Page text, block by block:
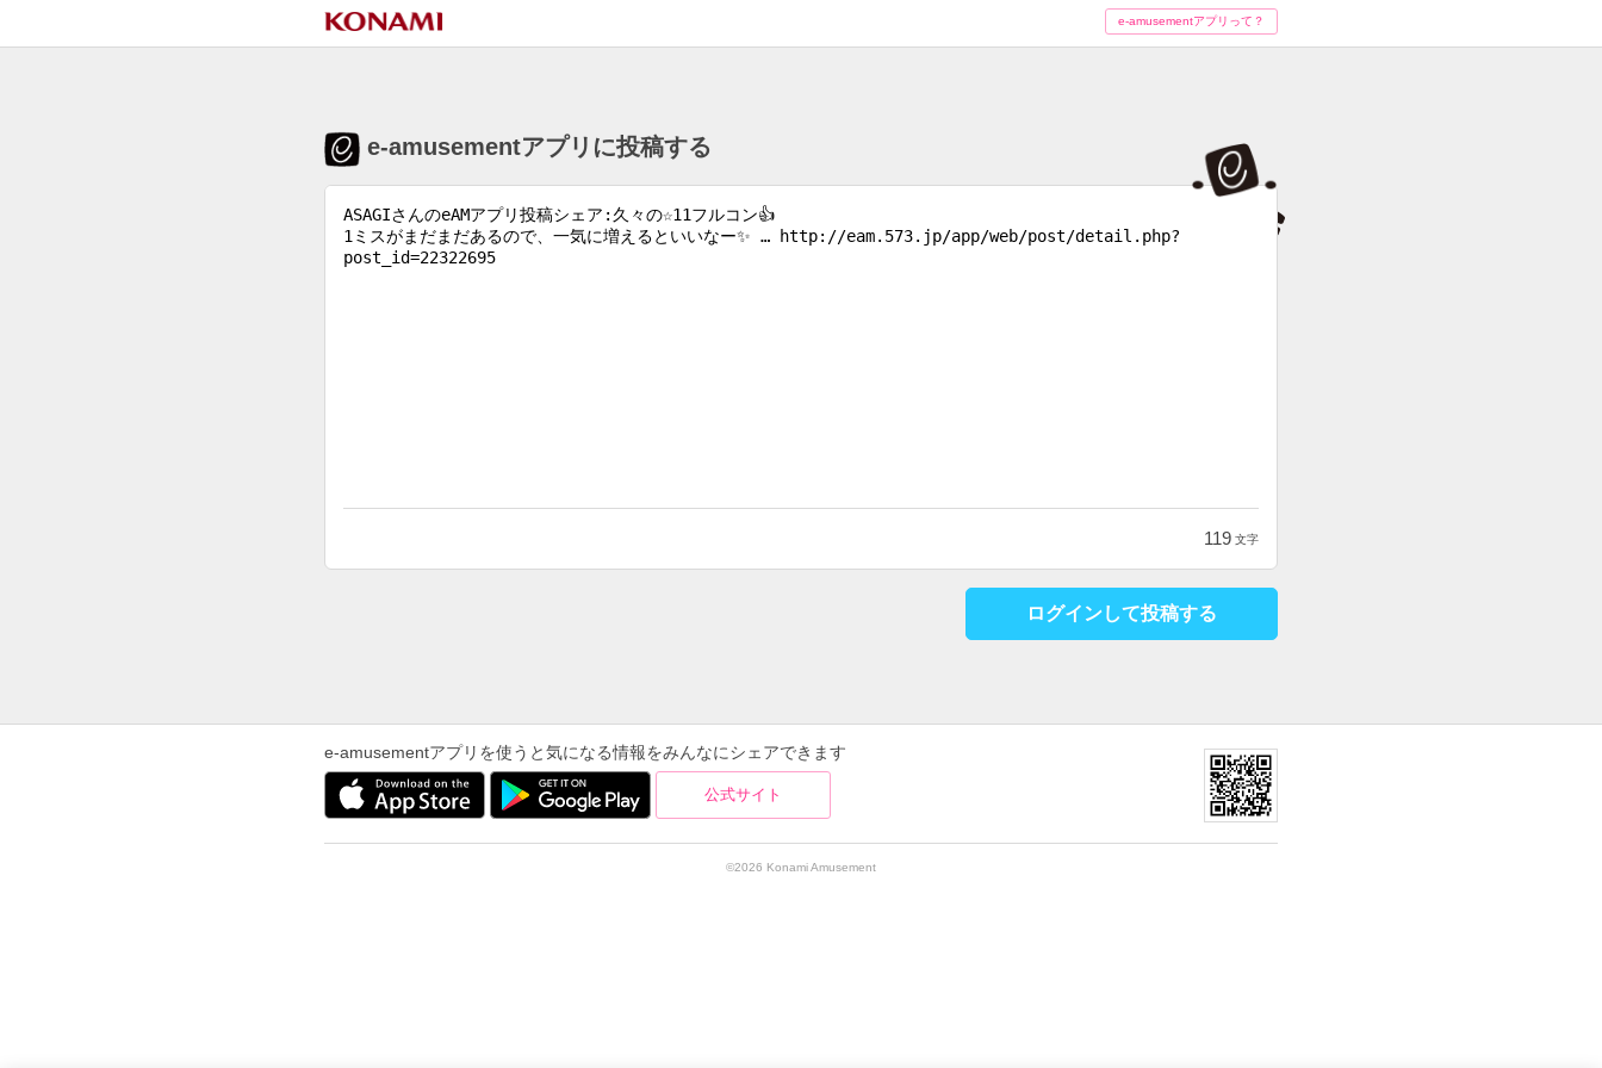
e-amusementアプリって？
e-amusementアプリに投稿する
119 文字
ログインして投稿する
e-amusementアプリを使うと気になる情報をみんなにシェアできます
公式サイト
©2026 Konami Amusement